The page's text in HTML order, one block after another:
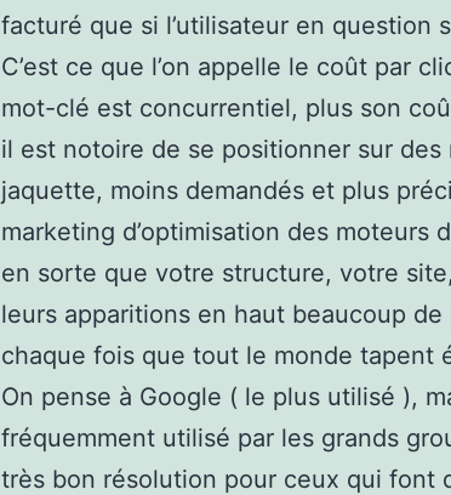
facturé que si l’utilisateur en question
C’est ce que l’on appelle le coût par
mot-clé est concurrentiel, plus son
il est notoire de se positionner sur
jaquette, moins demandés et plus
marketing d’optimisation des moteurs
en sorte que votre structure, votre
leurs apparitions en haut beaucoup
chaque fois que tout le monde tapent
On pense à Google ( le plus utilisé ),
fréquemment utilisé par les grands
très bon résolution pour ceux qui font